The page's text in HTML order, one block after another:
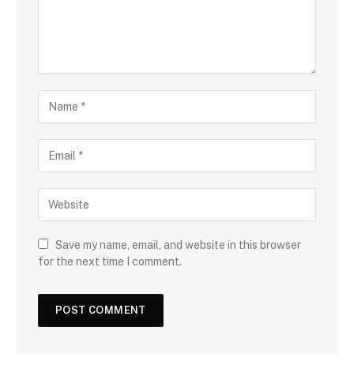
Save my name, email, and website in this browser
for the next time I comment.